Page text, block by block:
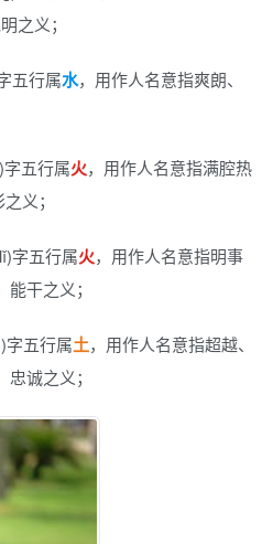
之义；
五行属水，用作人名意指爽朗、
字五行属火，用作人名意指满腔热
义；
字五行属火，用作人名意指明事
干之义；
字五行属土，用作人名意指超越、
诚之义；